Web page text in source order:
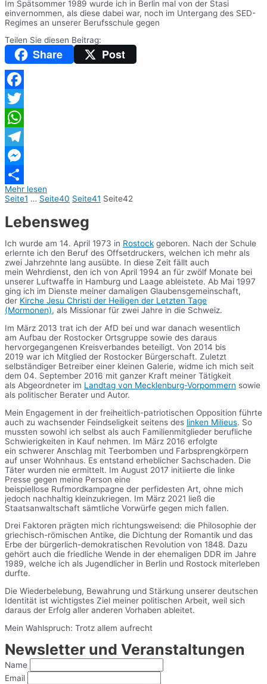
Im Spätsommer 1989 wurde ich in Berlin mal von der Stasi
einvernommen, als diese dabei war, noch im Untergang des SED-
Regimes an unserer Berufsschule gegen
Teilen Sie diesen Beitrag:
Share Post
Facebook
Twitter
WhatsApp
Telegram
Messenger
Teilen
Mehr lesen
Seite1 … Seite40 Seite41 Seite42
Lebensweg
Ich wurde am 14. April 1973 in Rostock geboren. Nach der Schule
erlernte ich den Beruf des Offsetdruckers, welchen ich mehr als
zwei Jahrzehnte lang ausübte. In diese Zeit fällt auch
mein Wehrdienst, den ich von April 1994 an für zwölf Monate bei
unserer Luftwaffe in Hamburg und Laage ableistete. Ab Mai 1997
ging ich im Dienste meiner damaligen Glaubensgemeinschaft,
der Kirche Jesu Christi der Heiligen der Letzten Tage
(Mormonen), als Missionar für zwei Jahre in die Schweiz.
Im März 2013 trat ich der AfD bei und war danach wesentlich
am Aufbau der Rostocker Ortsgruppe sowie des daraus
hervorgegangenen Kreisverbandes beteiligt. Von 2014 bis
2019 war ich Mitglied der Rostocker Bürgerschaft. Zuletzt
selbständiger Betreiber einer kleinen Galerie, widme ich mich seit
dem 04. September 2016 mit ganzer Kraft meiner Tätigkeit
als Abgeordneter im Landtag von Mecklenburg-Vorpommern sowie
als politischer Berater und Autor.
Mein Engagement in der freiheitlich-patriotischen Opposition führte
auch zu wachsender Feindseligkeit seitens des linken Milieus. So
mussten sowohl ich selbst als auch Familienmitglieder berufliche
Schwierigkeiten in Kauf nehmen. Im März 2016 erfolgte
ein schwerer Anschlag mit Teerbomben und Farbsprengkörpern
auf unser Wohnhaus. Es entstand erheblicher Sachschaden. Die
Täter wurden nie ermittelt. Im August 2017 initiierte die linke
Presse gegen meine Person eine
beispiellose Rufmordkampagne der perfidesten Art, ohne mich
jedoch nachhaltig kleinzukriegen. Im März 2021 ließ die
Staatsanwaltschaft sämtliche Vorwürfe gegen mich fallen.
Drei Faktoren prägten mich richtungsweisend: die Philosophie der
griechisch-römischen Antike, die Dichtung der Romantik und das
Erbe der bürgerlich-demokratischen Revolution von 1848. Dazu
gehört auch die friedliche Wende in der ehemaligen DDR im Jahre
1989, welche ich als Jugendlicher in Berlin und Rostock miterleben
durfte.
Die Wiederbelebung, Bewahrung und Stärkung unserer deutschen
Identität ist wichtigstes Ziel meiner politischen Arbeit, weil sich
daraus der Erfolg aller anderen Vorhaben ableitet.
Mein Wahlspruch: Trotz allem aufrecht
Newsletter und Veranstaltungen
Name
Email